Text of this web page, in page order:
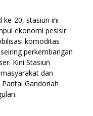
ke-20, stasiun ini
ekonomi pesisir
komoditas
perkembangan
Kini Stasiun
dan
Gandoriah